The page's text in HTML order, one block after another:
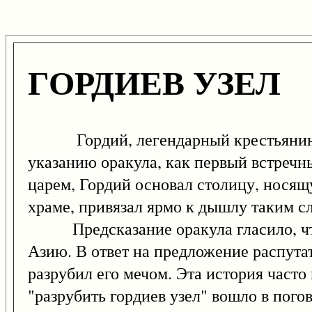
ГОРДИЕВ УЗЕЛ
Гордий, легендарный крестьянин
указанию оракула, как первый
царем, Гордий основал столицу,
храме, привязал ярмо к дышлу таким
Предсказание оракула гласило,
Азию. В ответ на предложение
разрубил его мечом. Эта история
"разрубить гордиев узел" вошло в